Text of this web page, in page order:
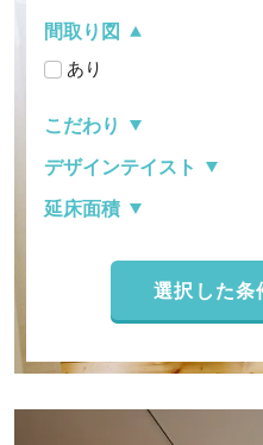
間取り図
あり
こだわり
デザインテイスト
延床面積